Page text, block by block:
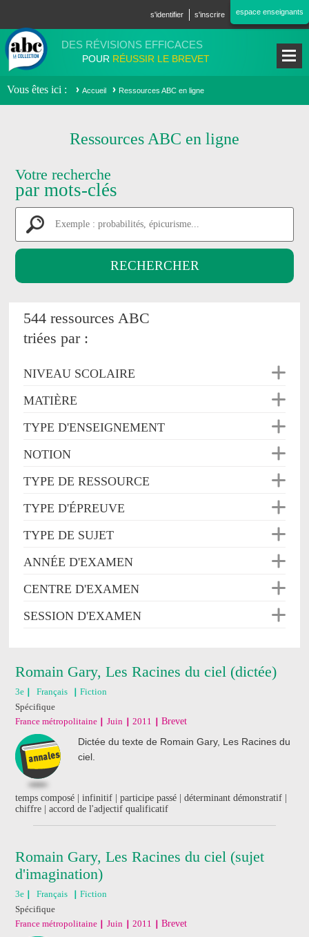
s'identifier s'inscrire espace enseignants
DES RÉVISIONS EFFICACES
POUR RÉUSSIR LE BREVET
Vous êtes ici Accueil Ressources ABC en ligne
Ressources ABC en ligne
Votre recherche
par mots-clés
544 ressources ABC
triées par :
NIVEAU SCOLAIRE
MATIÈRE
TYPE D'ENSEIGNEMENT
NOTION
TYPE DE RESSOURCE
TYPE D'ÉPREUVE
TYPE DE SUJET
ANNÉE D'EXAMEN
CENTRE D'EXAMEN
SESSION D'EXAMEN
Romain Gary, Les Racines du ciel (dictée)
3e Français
Fiction
Spécifique
France métropolitaine
Juin 2011 Brevet
Dictée du texte de Romain Gary, Les Racines du
ciel.
temps composé | infinitif | participe passé | déterminant démonstratif |
chiffre | accord de l'adjectif qualificatif
Romain Gary, Les Racines du ciel (sujet
d'imagination)
3e Français
Fiction
Spécifique
France métropolitaine
Juin 2011 Brevet